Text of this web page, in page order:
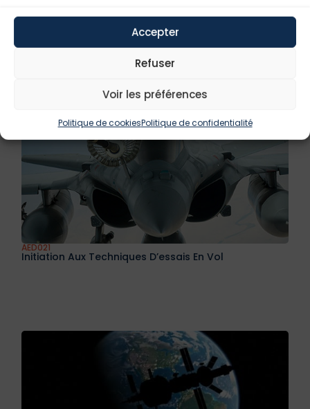
Accepter
Refuser
Voir les préférences
Politique de cookiesPolitique de confidentialité
Les Techniques D’essais Dans L’aéronautique
AED021
Initiation Aux Techniques D’essais En Vol